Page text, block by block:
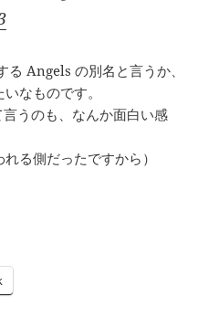
Angels の別名と言うか、
なものです。
うのも、なんか面白い感
る側だったですから）